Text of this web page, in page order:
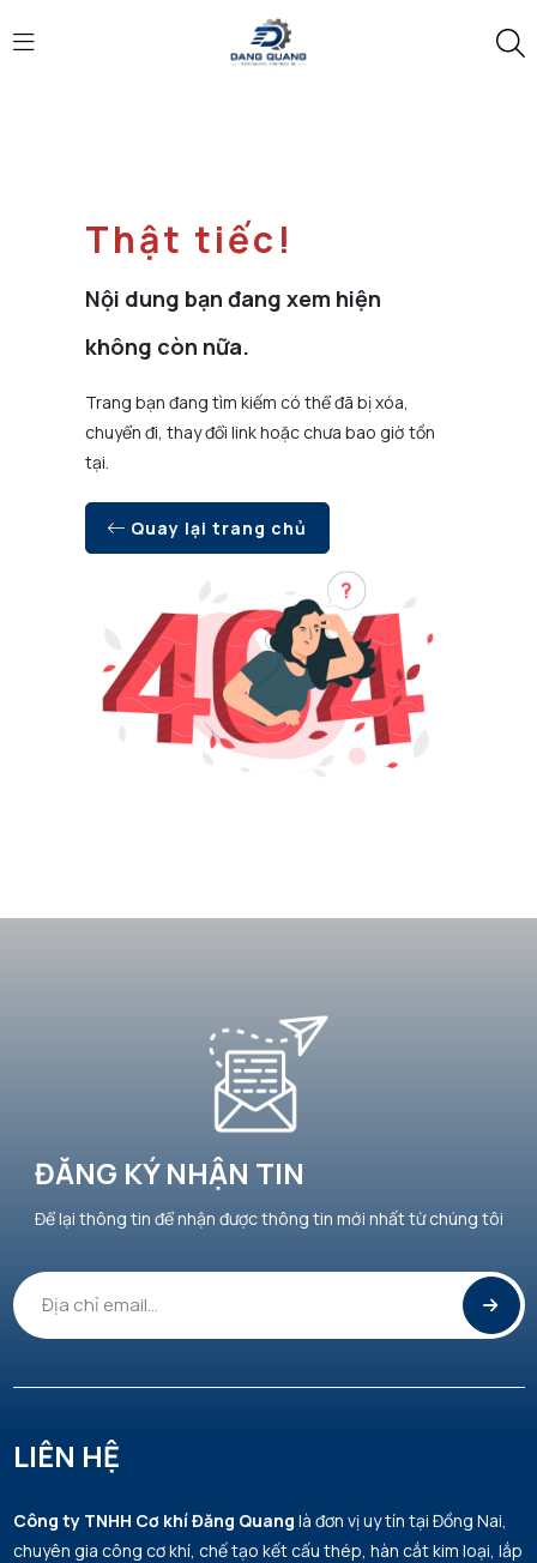
Thật tiếc!
Nội dung bạn đang xem hiện
không còn nữa.
Trang bạn đang tìm kiếm có thể đã bị xóa,
chuyển đi, thay đổi link hoặc chưa bao giờ tồn
tại.
Quay lại trang chủ
ĐĂNG KÝ NHẬN TIN
Để lại thông tin để nhận được thông tin mới nhất từ chúng tôi
LIÊN HỆ
Công ty TNHH Cơ khí Đăng Quang là đơn vị uy tín tại Đồng Nai,
chuyên gia công cơ khí, chế tạo kết cấu thép, hàn cắt kim loại, lắp